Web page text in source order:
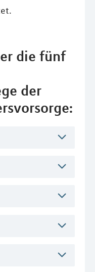
die fünf
der